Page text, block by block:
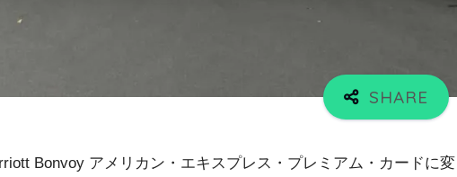
Bonvoy アメリカン・エキスプレス・プレミアム・カードに変